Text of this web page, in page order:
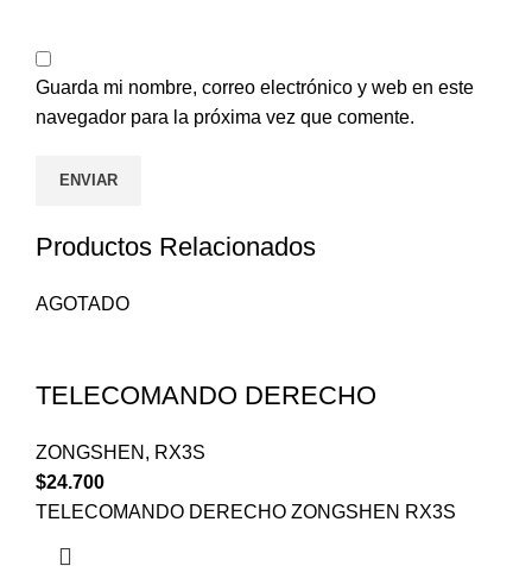
Guarda mi nombre, correo electrónico y web en este
navegador para la próxima vez que comente.
Productos Relacionados
AGOTADO
TELECOMANDO DERECHO
ZONGSHEN , RX3S
$24.700
TELECOMANDO DERECHO ZONGSHEN RX3S